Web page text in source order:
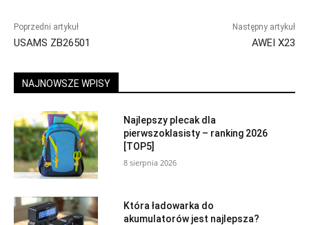
Poprzedni artykuł
USAMS ZB26501
Następny artykuł
AWEI X23
NAJNOWSZE WPISY
Najlepszy plecak dla
pierwszoklasisty – ranking 2026
[TOP5]
8 sierpnia 2026
Która ładowarka do
akumulatorów jest najlepsza?